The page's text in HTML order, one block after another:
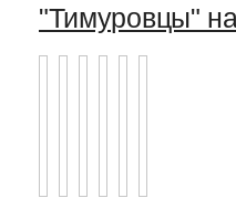
"Тимуровцы"